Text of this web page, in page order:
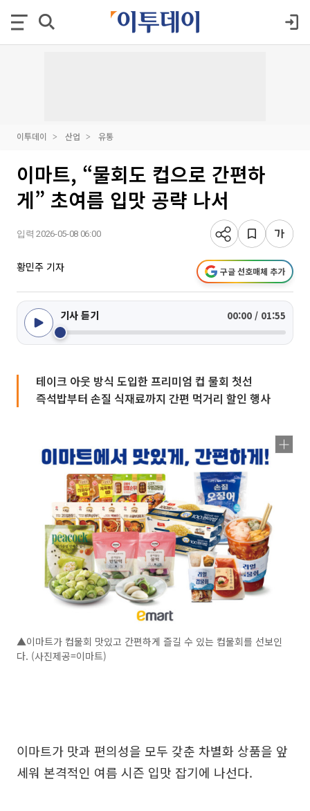
이투데이 산업 유통
이마트, “물회도 컵으로 간편하
게” 초여름 입맛 공략 나서
입력 2026-05-08 06:00
황민주 기자 구글 선호매체 추가
기사 듣기 00:00 / 01:55
테이크 아웃 방식 도입한 프리미엄 컵 물회 첫선
즉석밥부터 손질 식재료까지 간편 먹거리 할인 행사
▲이마트가 컵물회 맛있고 간편하게 즐길 수 있는 컵물회를 선보인
다. (사진제공=이마트)
이마트가 맛과 편의성을 모두 갖춘 차별화 상품을 앞
세워 본격적인 여름 시즌 입맛 잡기에 나선다.